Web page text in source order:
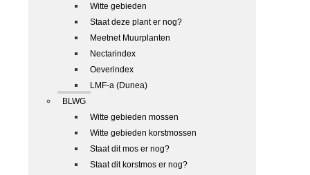
Witte gebieden
Staat deze plant er nog?
Meetnet Muurplanten
Nectarindex
Oeverindex
LMF-a (Dunea)
BLWG
Witte gebieden mossen
Witte gebieden korstmossen
Staat dit mos er nog?
Staat dit korstmos er nog?